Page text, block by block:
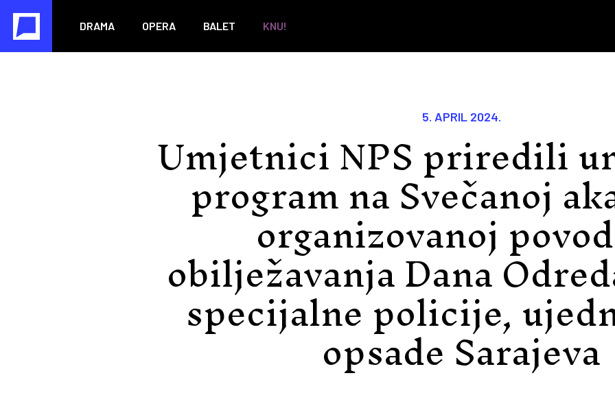
DRAMA OPERA BALET KNU!
5. APRIL 2024.
Umjetnici NPS priredili
program na Svečanoj
organizovanoj
obilježavanja Dana
specijalne policije,
opsade Sarajeva